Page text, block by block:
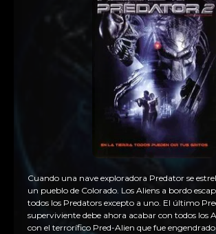
Cuando una nave exploradora Predator se
un pueblo de Colorado. Los Aliens a bordo
todos los Predators excepto a uno. El último
superviviente debe ahora acabar con todos los
con el terrorífico Pred-Alien que fue